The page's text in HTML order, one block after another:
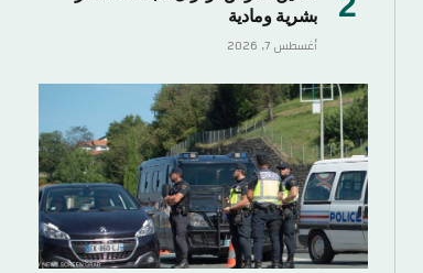
بشرية ومادية
أغسطس 7, 2026